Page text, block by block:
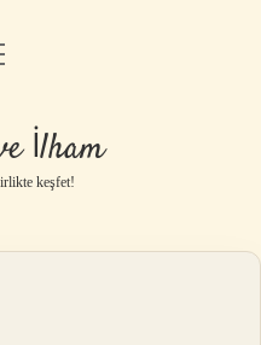
İlham
keşfet!